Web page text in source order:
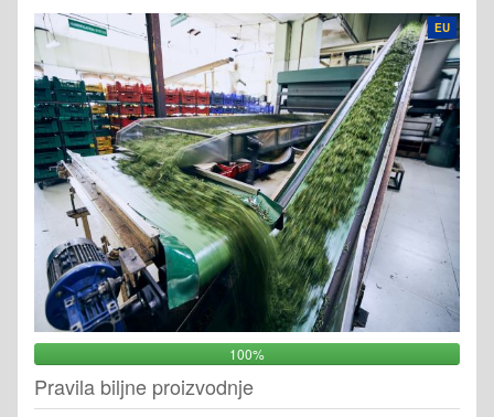
EU
100%
Pravila biljne proizvodnje